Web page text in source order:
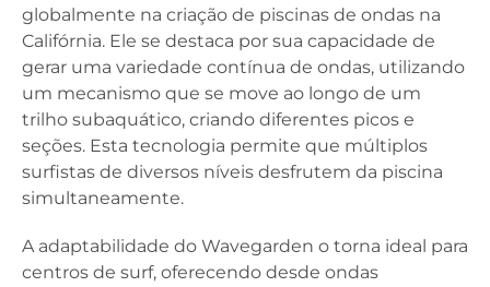
globalmente na criação de piscinas de ondas na
Califórnia. Ele se destaca por sua capacidade de
gerar uma variedade contínua de ondas, utilizando
um mecanismo que se move ao longo de um
trilho subaquático, criando diferentes picos e
seções. Esta tecnologia permite que múltiplos
surfistas de diversos níveis desfrutem da piscina
simultaneamente.
A adaptabilidade do Wavegarden o torna ideal para
centros de surf, oferecendo desde ondas